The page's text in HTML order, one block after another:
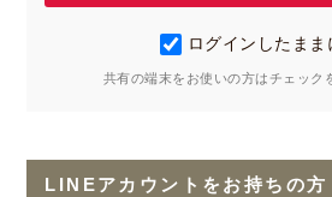
ログインしたまま
共有の端末をお使いの方はチェック
LINEアカウントをお持ちの方